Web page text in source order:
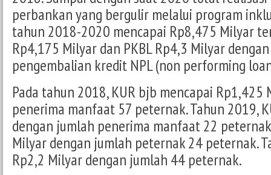
perbankan yang bergulir melalui program
tahun 2018-2020 mencapai Rp8,475 Milyar
Rp4,175 Milyar dan PKBL Rp4,3 Milyar
pengembalian kredit NPL (non performing
Pada tahun 2018, KUR bjb mencapai
penerima manfaat 57 peternak. Tahun 2019,
dengan jumlah penerima manfaat 22
Milyar dengan jumlah peternak 24 peternak.
Rp2,2 Milyar dengan jumlah 44 peternak.